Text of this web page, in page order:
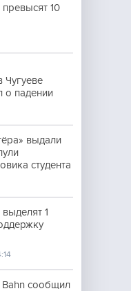
10
Чугуеве
о падении
выдали
студента
1
Bahn сообщил